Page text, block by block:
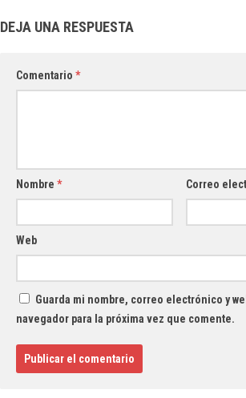
DEJA UNA RESPUESTA
Comentario *
Nombre * Correo
Web
Guarda mi nombre, correo electrónico y
navegador para la próxima vez que comente.